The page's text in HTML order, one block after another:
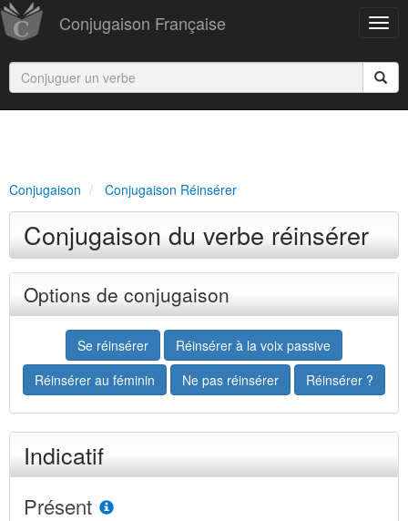
Conjugaison Française
Conjugaison Conjugaison Réinsérer
Conjugaison du verbe réinsérer
Options de conjugaison
Se réinsérer
Réinsérer à la voix passive
Réinsérer au féminin
Ne pas réinsérer Réinsérer ?
Indicatif
Présent